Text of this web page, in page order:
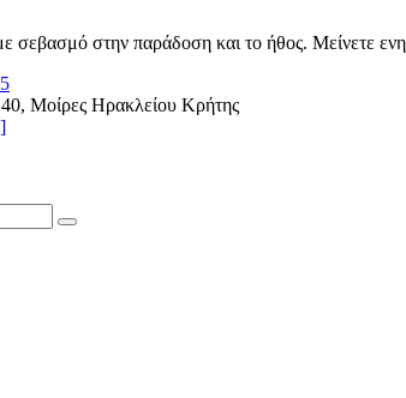
με σεβασμό στην παράδοση και το ήθος. Μείνετε
Μοίρες Ηρακλείου Κρήτης